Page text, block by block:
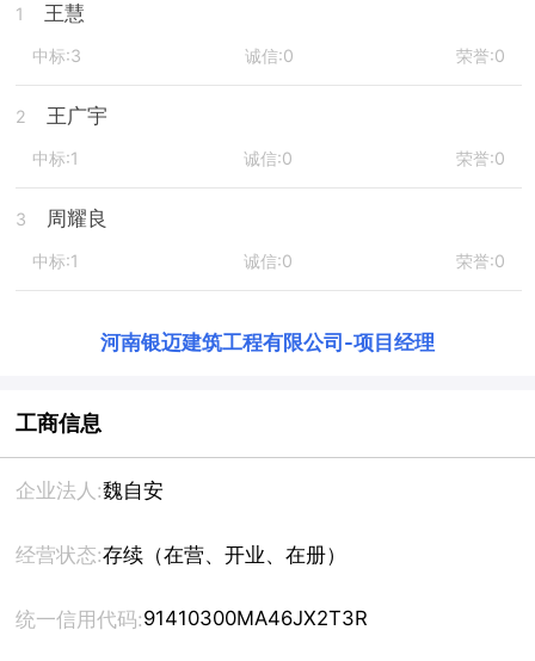
1 王慧
中标:3 诚信:0 荣誉:0
2 王广宇
中标:1 诚信:0 荣誉:0
3 周耀良
中标:1 诚信:0 荣誉:0
河南银迈建筑工程有限公司 -项目经理
工商信息
企业法人:魏自安
经营状态:存续（在营、开业、在册）
统一信用代码:91410300MA46JX2T3R